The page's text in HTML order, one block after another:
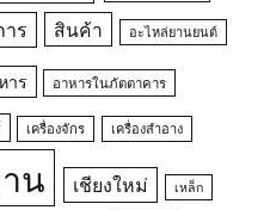
ร สินค้า อะไหล่ยานยนต์
าร อาหารในภัตตาคาร
เครื่องจักร เครื่องสำอาง
น เชียงใหม่ เหล็ก